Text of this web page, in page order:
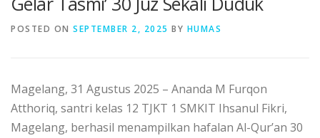
POSTED ON SEPTEMBER 2, 2025 BY HUMAS
Magelang, 31 Agustus 2025 – Ananda M Furqon
Atthoriq, santri kelas 12 TJKT 1 SMKIT Ihsanul Fikri,
Magelang, berhasil menampilkan hafalan Al-Qur’an 30